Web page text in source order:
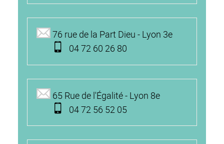
76 rue de la Part Dieu - Lyon 3e
04 72 60 26 80
65 Rue de l'Égalité - Lyon 8e
04 72 56 52 05